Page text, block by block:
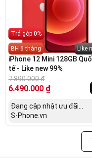
Trả góp 0%
BH 6 tháng Like
iPhone 12 Mini 128GB
tế - Like new 99%
7.890.000₫
6.490.000 ₫
Đang cập nhật ưu đãi...
S-Phone.vn